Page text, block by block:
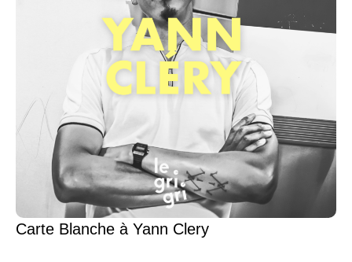
Carte Blanche à Yann Clery